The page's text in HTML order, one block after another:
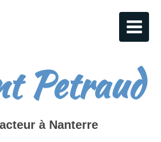
Petraud
à Nanterre